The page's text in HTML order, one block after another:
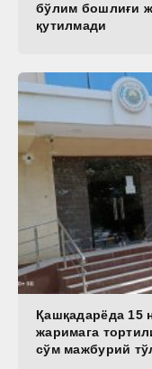
бўлим бошлиғи
қутилмади
Қашқадарёда 15
жаримага
сўм мажбурий